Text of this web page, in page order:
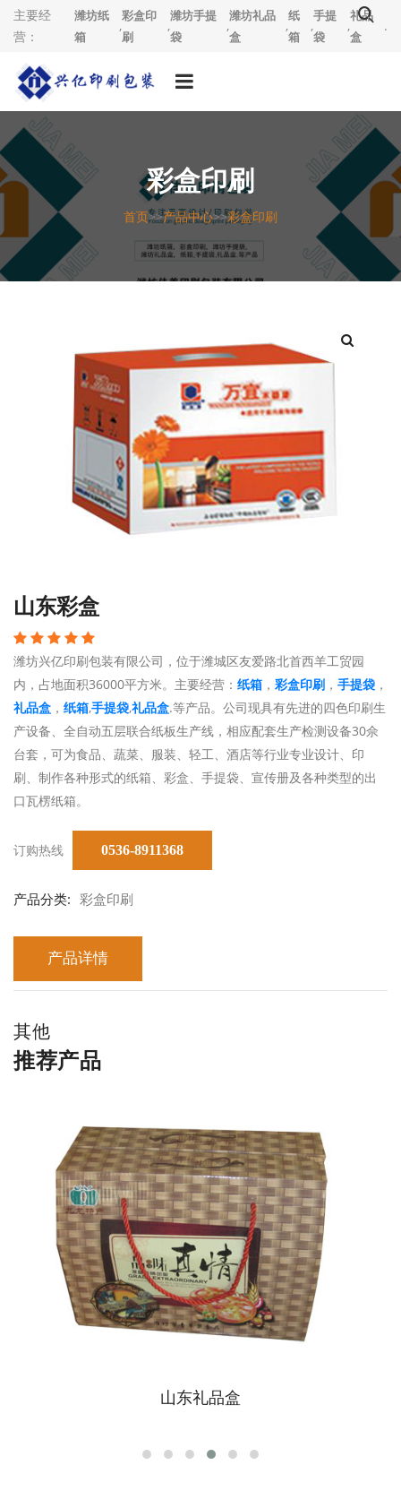
主要经
营：
潍坊纸
箱
,
彩盒印
刷
,
潍坊手提
袋
,
潍坊礼品
盒
,
纸
箱
,
手提
袋
,
礼品
盒
.
彩盒印刷
首页>>产品中心>>彩盒印刷
山东彩盒
潍坊兴亿印刷包装有限公司，位于潍城区友爱路北首西羊工贸园
内，占地面积36000平方米。主要经营： 纸箱 ， 彩盒印刷 ， 手提袋 ，
礼品盒 ， 纸箱,手提袋,礼品盒.等产品。公司现具有先进的四色印刷生
产设备、全自动五层联合纸板生产线，相应配套生产检测设备30佘
台套，可为食品、蔬菜、服装、轻工、酒店等行业专业设计、印
刷、制作各种形式的纸箱、彩盒、手提袋、宣传册及各种类型的出
口瓦楞纸箱。
订购热线 0536-8911368
产品分类: 彩盒印刷
产品详情
其他
推荐产品
山东礼品盒